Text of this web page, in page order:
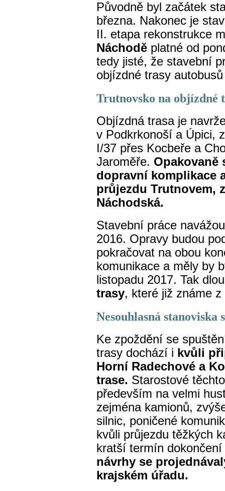
Původně byl začátek
března. Nakonec je
II. etapa rekonstrukce
Náchodě platné od
tedy jisté, že stavební
objízdné trasy
Trutnovsko na objízdné
Objízdná trasa je
v Podkrkonoší a Úpici,
I/37 přes Kocbeře a
Jaroměře. Opakovaně
dopravní komplikace
průjezdu Trutnovem,
Náchodská.
Stavební práce
2016. Opravy budou
pokračovat na obou
komunikace a měly by
listopadu 2017. Tak
trasy, které již známe
Nesouhlasná stanoviska
Ke zpoždění se
trasy dochází i kvůli
Horní Radechové a
trase. Starostové
především na velmi
zejména kamionů,
silnic, poničené
kvůli průjezdu těžkých
kratší termín
návrhy se
krajském úřadu.